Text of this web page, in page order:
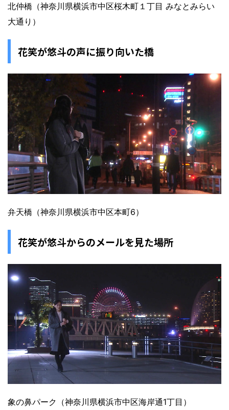
北仲橋（神奈川県横浜市中区桜木町１丁目 みなとみらい
大通り）
花笑が悠斗の声に振り向いた橋
弁天橋（神奈川県横浜市中区本町6）
花笑が悠斗からのメールを見た場所
象の鼻パーク（神奈川県横浜市中区海岸通1丁目）